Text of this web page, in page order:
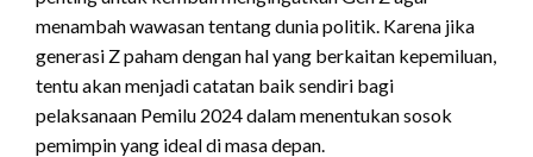
menambah wawasan tentang dunia politik. Karena jika
generasi Z paham dengan hal yang berkaitan kepemiluan,
tentu akan menjadi catatan baik sendiri bagi
pelaksanaan Pemilu 2024 dalam menentukan sosok
pemimpin yang ideal di masa depan.